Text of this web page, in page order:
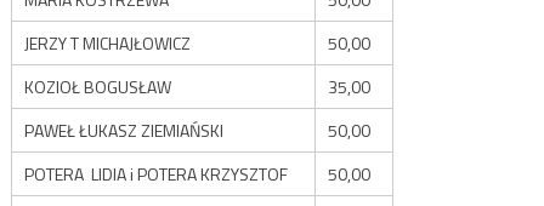
JERZY T MICHAJŁOWICZ
50,00
KOZIOŁ BOGUSŁAW
35,00
PAWEŁ ŁUKASZ ZIEMIAŃSKI
50,00
POTERA LIDIA i POTERA KRZYSZTOF
50,00